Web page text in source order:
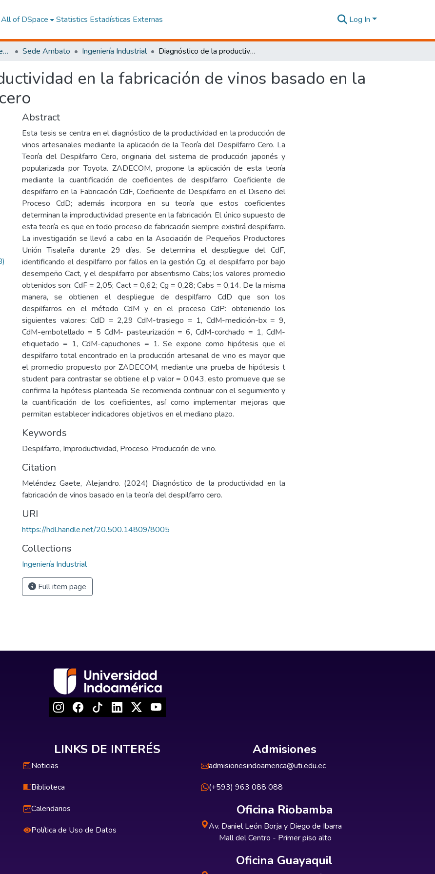
All of DSpace Statistics Estadísticas Externas Log In
Facultad de Ingeniería y Tecnologías de la Información y la Comunicación Sede Ambato Ingeniería Industrial Diagnóstico de la productividad en la fabricación de vinos basado en la teoría del despilfarro cero
en la fabricación de vinos basado en la
Abstract
Esta tesis se centra en el diagnóstico de la productividad en la producción de
vinos artesanales mediante la aplicación de la Teoría del Despilfarro Cero. La
Teoría del Despilfarro Cero, originaria del sistema de producción japonés y
popularizada por Toyota. ZADECOM, propone la aplicación de esta teoría
mediante la cuantificación de coeficientes de despilfarro: Coeficiente de
despilfarro en la Fabricación CdF, Coeficiente de Despilfarro en el Diseño del
Proceso CdD; además incorpora en su teoría que estos coeficientes
determinan la improductividad presente en la fabricación. El único supuesto de
esta teoría es que en todo proceso de fabricación siempre existirá despilfarro.
La investigación se llevó a cabo en la Asociación de Pequeños Productores
Unión Tisaleña durante 29 días. Se determina el despliegue del CdF,
identificando el despilfarro por fallos en la gestión Cg, el despilfarro por bajo
desempeño Cact, y el despilfarro por absentismo Cabs; los valores promedio
obtenidos son: CdF = 2,05; Cact = 0,62; Cg = 0,28; Cabs = 0,14. De la misma
manera, se obtienen el despliegue de despilfarro CdD que son los
despilfarros en el método CdM y en el proceso CdP: obteniendo los
siguientes valores: CdD = 2,29 CdM-trasiego = 1, CdM-medición-bx = 9,
CdM-embotellado = 5 CdM- pasteurización = 6, CdM-corchado = 1, CdM-
etiquetado = 1, CdM-capuchones = 1. Se expone como hipótesis que el
despilfarro total encontrado en la producción artesanal de vino es mayor que
el promedio propuesto por ZADECOM, mediante una prueba de hipótesis t
student para contrastar se obtiene el p valor = 0,043, esto promueve que se
confirma la hipótesis planteada. Se recomienda continuar con el seguimiento y
la cuantificación de los coeficientes, así como implementar mejoras que
permitan establecer indicadores objetivos en el mediano plazo.
Keywords
Despilfarro, Improductividad, Proceso, Producción de vino.
Citation
Meléndez Gaete, Alejandro. (2024) Diagnóstico de la productividad en la
fabricación de vinos basado en la teoría del despilfarro cero.
URI
https://hdl.handle.net/20.500.14809/8005
Collections
Ingeniería Industrial
Full item page
LINKS DE INTERÉS
Noticias
Biblioteca
Calendarios
Política de Uso de Datos
Admisiones
admisionesindoamerica@uti.edu.ec
(+593) 963 088 088
Oficina Riobamba
Av. Daniel León Borja y Diego de Ibarra
Mall del Centro - Primer piso alto
Oficina Guayaquil